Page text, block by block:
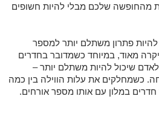
מהחופשה שלכם מבלי להיות חשופים
פתרון משתלם יותר למספר
מאוד, במיוחד כשמדובר בחדרים
לאדם שיכול להיות משתלם יותר –
כשמחלקים את עלות הווילה בין כמה
במלון עם אותו מספר אורחים.